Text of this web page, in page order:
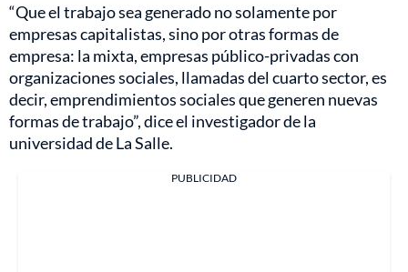
“Que el trabajo sea generado no solamente por
empresas capitalistas, sino por otras formas de
empresa: la mixta, empresas público-privadas con
organizaciones sociales, llamadas del cuarto sector, es
decir, emprendimientos sociales que generen nuevas
formas de trabajo”, dice el investigador de la
universidad de La Salle.
PUBLICIDAD